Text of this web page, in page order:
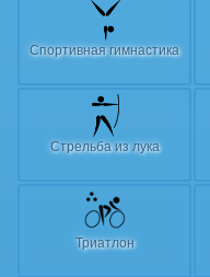
Спортивная гимнастика
Стрельба из лука
Триатлон